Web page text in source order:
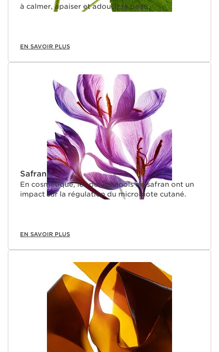
à calmer, apaiser et adoucir la peau.
EN SAVOIR PLUS
Safran
En cosmétique, les polyphénols de safran ont un
impact sur la régulation du microbiote cutané.
EN SAVOIR PLUS